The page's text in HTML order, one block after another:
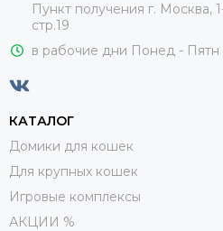
Пункт получения г. Москва,
стр.19
в рабочие дни Понед - Пятн
КАТАЛОГ
Домики для кошек
Для крупных кошек
Игровые комплексы
АКЦИИ %